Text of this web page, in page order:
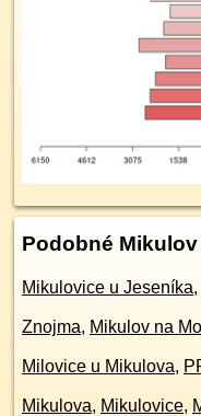
Podobné Mikulov
Mikulovice u Jeseníka,
Znojma, Mikulov na
Milovice u Mikulova,
Mikulova, Mikulovice,